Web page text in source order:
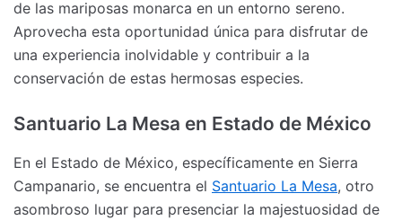
de las mariposas monarca en un entorno sereno.
Aprovecha esta oportunidad única para disfrutar de
una experiencia inolvidable y contribuir a la
conservación de estas hermosas especies.
Santuario La Mesa en Estado de México
En el Estado de México, específicamente en Sierra
Campanario, se encuentra el Santuario La Mesa, otro
asombroso lugar para presenciar la majestuosidad de